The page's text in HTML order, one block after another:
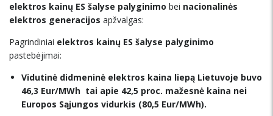
elektros kainų ES šalyse palyginimo bei nacionalinės
elektros generacijos apžvalgas:
Pagrindiniai elektros kainų ES šalyse palyginimo
pastebėjimai:
Vidutinė didmeninė elektros kaina liepą Lietuvoje buvo
46,3 Eur/MWh  tai apie 42,5 proc. mažesnė kaina nei
Europos Sąjungos vidurkis (80,5 Eur/MWh).